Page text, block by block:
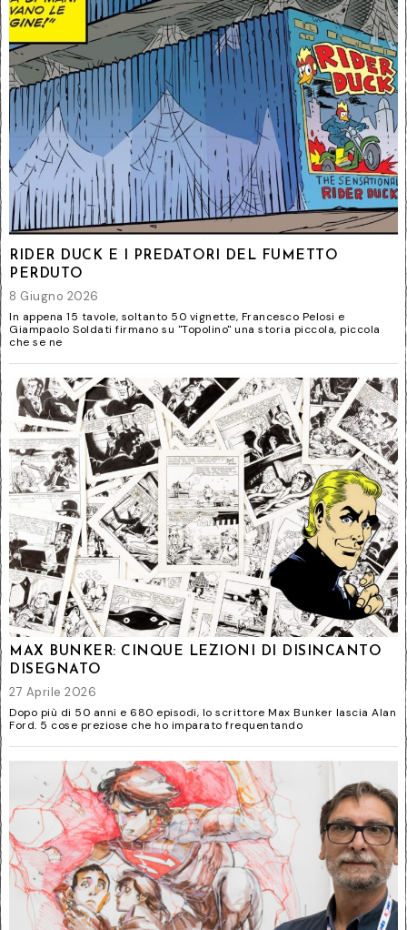
RIDER DUCK E I PREDATORI DEL FUMETTO
PERDUTO
8 Giugno 2026
In appena 15 tavole, soltanto 50 vignette, Francesco Pelosi e
Giampaolo Soldati firmano su "Topolino" una storia piccola, piccola
che se ne
MAX BUNKER: CINQUE LEZIONI DI DISINCANTO
DISEGNATO
27 Aprile 2026
Dopo più di 50 anni e 680 episodi, lo scrittore Max Bunker lascia Alan
Ford. 5 cose preziose che ho imparato frequentando